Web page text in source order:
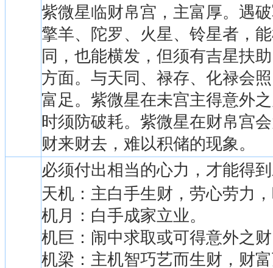
紫微星临财帛宫，主富厚。遇
擎羊、陀罗、火星、铃星者，
同，也能横发，但须有吉星扶
方面。与天同、禄存、化禄会
富足。紫微星在未宫主得意外
时须防破耗。紫微星在财帛宫
财来财去，难以积储的现象。
必须付出相当的心力，才能得
天机：主白手生财，劳心劳力
机月：白手成家立业。
机巨：闹中求取或可得意外之
机梁：主机智巧艺而生财，财